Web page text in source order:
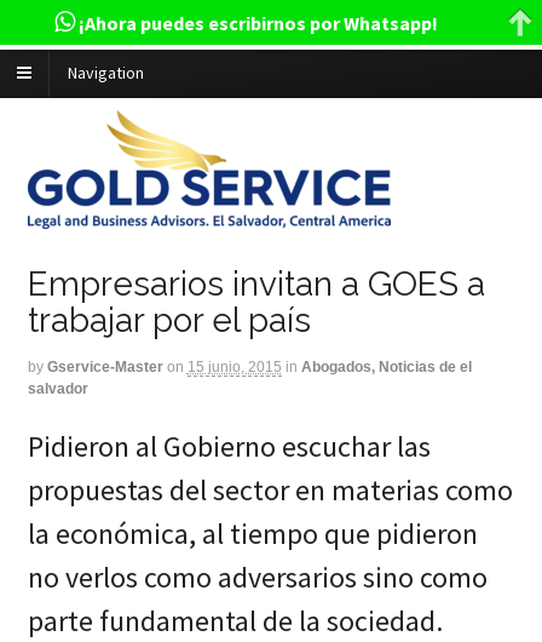
Navigation
Empresarios invitan a GOES a
trabajar por el país
by Gservice-Master on 15 junio, 2015 in Abogados, Noticias de el
salvador
Pidieron al Gobierno escuchar las
propuestas del sector en materias como
la económica, al tiempo que pidieron
no verlos como adversarios sino como
parte fundamental de la sociedad.
¡Ahora puedes escribirnos por Whatsapp!